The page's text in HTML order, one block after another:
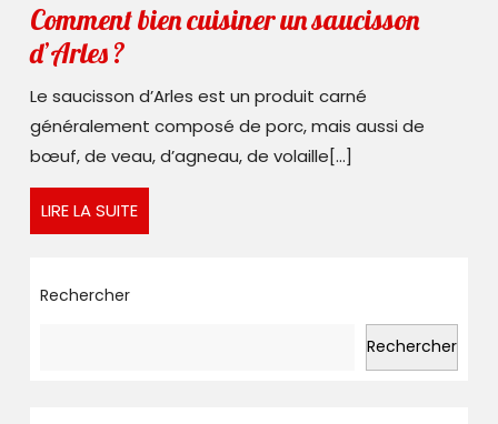
Comment bien cuisiner un saucisson
d’Arles ?
bien
cuisiner
un
saucisson
d’Arles ?
Le saucisson d’Arles est un produit carné
généralement composé de porc, mais aussi de
bœuf, de veau, d’agneau, de volaille[...]
LIRE LA SUITELIRE
LA
Rechercher
Rechercher